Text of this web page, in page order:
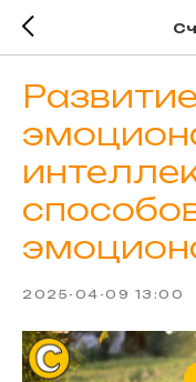
Развитие
2025-04-09 13:00